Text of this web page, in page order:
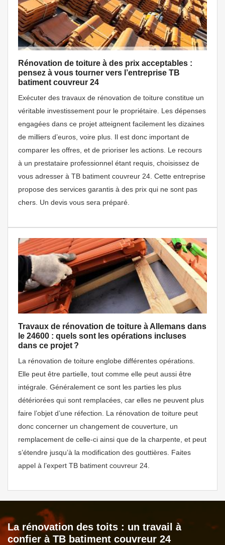
Rénovation de toiture à des prix acceptables :
pensez à vous tourner vers l’entreprise TB
batiment couvreur 24
Exécuter des travaux de rénovation de toiture constitue un
véritable investissement pour le propriétaire. Les dépenses
engagées dans ce projet atteignent facilement les dizaines
de milliers d’euros, voire plus. Il est donc important de
comparer les offres, et de prioriser les actions. Le recours
à un prestataire professionnel étant requis, choisissez de
vous adresser à TB batiment couvreur 24. Cette entreprise
propose des services garantis à des prix qui ne sont pas
chers. Un devis vous sera préparé.
Travaux de rénovation de toiture à Allemans dans
le 24600 : quels sont les opérations incluses
dans ce projet ?
La rénovation de toiture englobe différentes opérations.
Elle peut être partielle, tout comme elle peut aussi être
intégrale. Généralement ce sont les parties les plus
détériorées qui sont remplacées, car elles ne peuvent plus
faire l’objet d’une réfection. La rénovation de toiture peut
donc concerner un changement de couverture, un
remplacement de celle-ci ainsi que de la charpente, et peut
s’étendre jusqu’à la modification des gouttières. Faites
appel à l’expert TB batiment couvreur 24.
La rénovation des toits : un travail à
confier à TB batiment couvreur 24